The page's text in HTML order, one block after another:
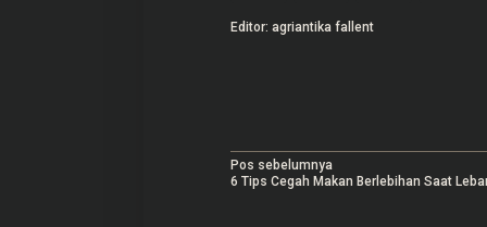
Editor: agriantika fallent
N
Pos sebelumnya
6 Tips Cegah Makan Berlebihan Saat